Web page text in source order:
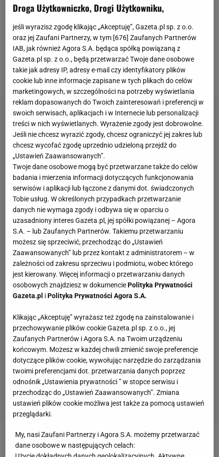
zwycięzca ubiegłorocznej siatkarskiej Ligi Mistrzów
euro, czyli ok. 2,2 mln złotych.Serwis Business
Insider poinformował za to, że za triumf w piłkarskiej
Lidze MistrzówManchester City otrzymał ostatnio
20 mln euro, czyli ok. 86 mln zł.
Zobacz wideoLegia kontra ochrona! Kuriozalne
Droga Użytkowniczko, Drogi Użytkowniku,
jeśli wyrazisz zgodę klikając „Akceptuję”, Gazeta.pl sp. z o.o.
oraz jej Zaufani Partnerzy, w tym [676] Zaufanych Partnerów
IAB, jak również Agora S.A. będąca spółką powiązaną z
Gazeta.pl sp. z o.o., będą przetwarzać Twoje dane osobowe
takie jak adresy IP, adresy e-mail czy identyfikatory plików
cookie lub inne informacje zapisane w tych plikach do celów
marketingowych, w szczególności na potrzeby wyświetlania
reklam dopasowanych do Twoich zainteresowań i preferencji w
swoich serwisach, aplikacjach i w Internecie lub personalizacji
treści w nich wyświetlanych. Wyrażenie zgody jest dobrowolne.
Jeśli nie chcesz wyrazić zgody, chcesz ograniczyć jej zakres lub
chcesz wycofać zgodę uprzednio udzieloną przejdź do
„Ustawień Zaawansowanych”.
Twoje dane osobowe mogą być przetwarzane także do celów
badania i mierzenia informacji dotyczących funkcjonowania
serwisów i aplikacji lub łączone z danymi dot. świadczonych
Tobie usług. W określonych przypadkach przetwarzanie
danych nie wymaga zgody i odbywa się w oparciu o
uzasadniony interes Gazeta.pl, jej spółki powiązanej – Agora
S.A. – lub Zaufanych Partnerów. Takiemu przetwarzaniu
możesz się sprzeciwić, przechodząc do „Ustawień
Zaawansowanych” lub przez kontakt z administratorem – w
zależności od zakresu sprzeciwu i podmiotu, wobec którego
jest kierowany. Więcej informacji o przetwarzaniu danych
osobowych znajdziesz w dokumenciePolityka Prywatności
Gazeta.pl iPolityka Prywatności Agora S.A.
Klikając „Akceptuję” wyrażasz też zgodę na zainstalowanie i
przechowywanie plików cookie Gazeta.pl sp. z o.o., jej
Zaufanych Partnerów i Agora S.A. na Twoim urządzeniu
końcowym. Możesz w każdej chwili zmienić swoje preferencje
dotyczące plików cookie, wywołując narzędzie do zarządzania
twoimi preferencjami dot. przetwarzania danych poprzez
odnośnik „Ustawienia prywatności ” w stopce serwisu i
przechodząc do „Ustawień Zaawansowanych”. Zmiana
ustawień plików cookie możliwa jest także za pomocą ustawień
przeglądarki.
My, nasi Zaufani Partnerzy i Agora S.A. możemy przetwarzać
dane osobowe w następujących celach: